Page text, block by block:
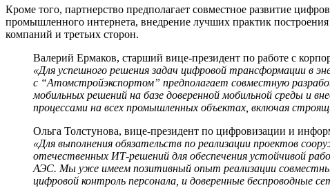
Кроме того, партнерство предполагает совместное развитие
промышленного интернета, внедрение лучших практик
компаний и третьих сторон.
Валерий Ермаков, старший вице-президент по работе с
«Для успешного решения задач цифровой трансформации в
с “Атомстройэкспортом” предполагает совместную
мобильных решений на базе доверенной мобильной среды и
процессами на всех промышленных объектах, включая
Ольга Толстунова, вице-президент по цифровизации и
«Для выполнения обязательств по реализации проектов
отечественных ИТ-решений для обеспечения устойчивой
АЭС. Мы уже имеем позитивный опыт реализации
цифровой контроль персонала, и доверенные беспроводные